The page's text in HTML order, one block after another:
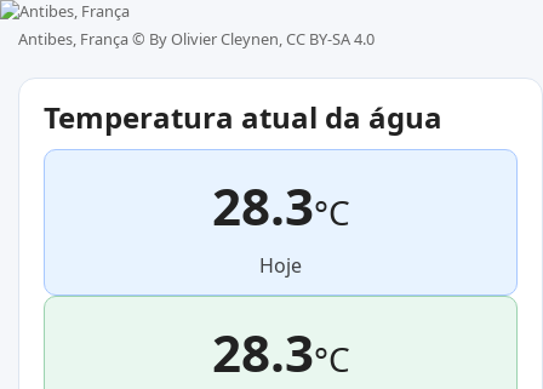
Antibes, França © By Olivier Cleynen, CC BY-SA 4.0
Temperatura atual da água
28.3°C
Hoje
28.3°C